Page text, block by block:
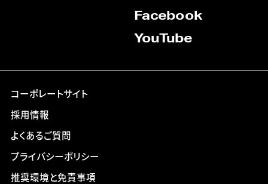
Facebook
YouTube
コーポレートサイト
採用情報
よくあるご質問
プライバシーポリシー
推奨環境と免責事項